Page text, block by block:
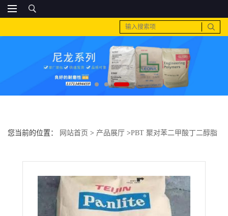
您当前的位置： 网站首页 > 产品展厅 >PBT 聚对苯二甲酸丁二醇脂